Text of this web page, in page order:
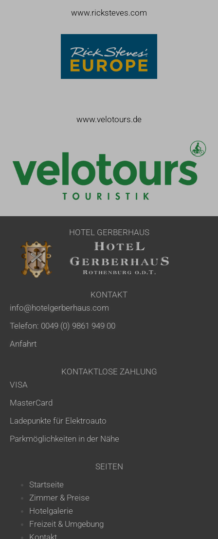
www.ricksteves.com
www.velotours.de
HOTEL GERBERHAUS
KONTAKT
info@hotelgerberhaus.com
Telefon: 0049 (0) 9861 949 00
Anfahrt
KONTAKTLOSE ZAHLUNG
VISA
MasterCard
Ladepunkte für Elektroauto
Parkmöglichkeiten in der Nähe
SEITEN
Startseite
Zimmer & Preise
Hotelgalerie
Freizeit & Umgebung
Kontakt